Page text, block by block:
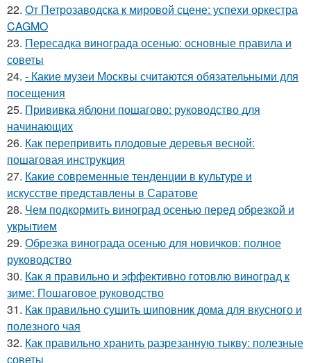
22. От Петрозаводска к мировой сцене: успехи оркестра
CAGMO
23. Пересадка винограда осенью: основные правила и
советы
24. - Какие музеи Москвы считаются обязательными для
посещения
25. Прививка яблони пошагово: руководство для
начинающих
26. Как перепривить плодовые деревья весной:
пошаговая инструкция
27. Какие современные тенденции в культуре и
искусстве представлены в Саратове
28. Чем подкормить виноград осенью перед обрезкой и
укрытием
29. Обрезка винограда осенью для новичков: полное
руководство
30. Как я правильно и эффективно готовлю виноград к
зиме: Пошаговое руководство
31. Как правильно сушить шиповник дома для вкусного и
полезного чая
32. Как правильно хранить разрезанную тыкву: полезные
советы